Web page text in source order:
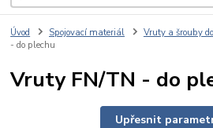
Úvod Spojovací materiál Vruty a šrouby
- do plechu
Vruty FN/TN - do
Upřesnit